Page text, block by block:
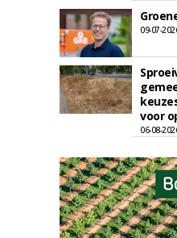
09-07-
voor
06-08-